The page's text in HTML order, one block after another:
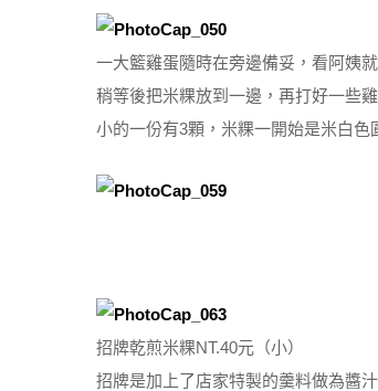
一大籃雞蛋隨時在旁邊備妥，看阿姨
稍等後把米粿放到一邊，再打好一些
小的一份有3顆，米粿一開始是米白
招牌乾煎米粿NT.40元（小）
招牌是加上了店家特製的羹料做為醬